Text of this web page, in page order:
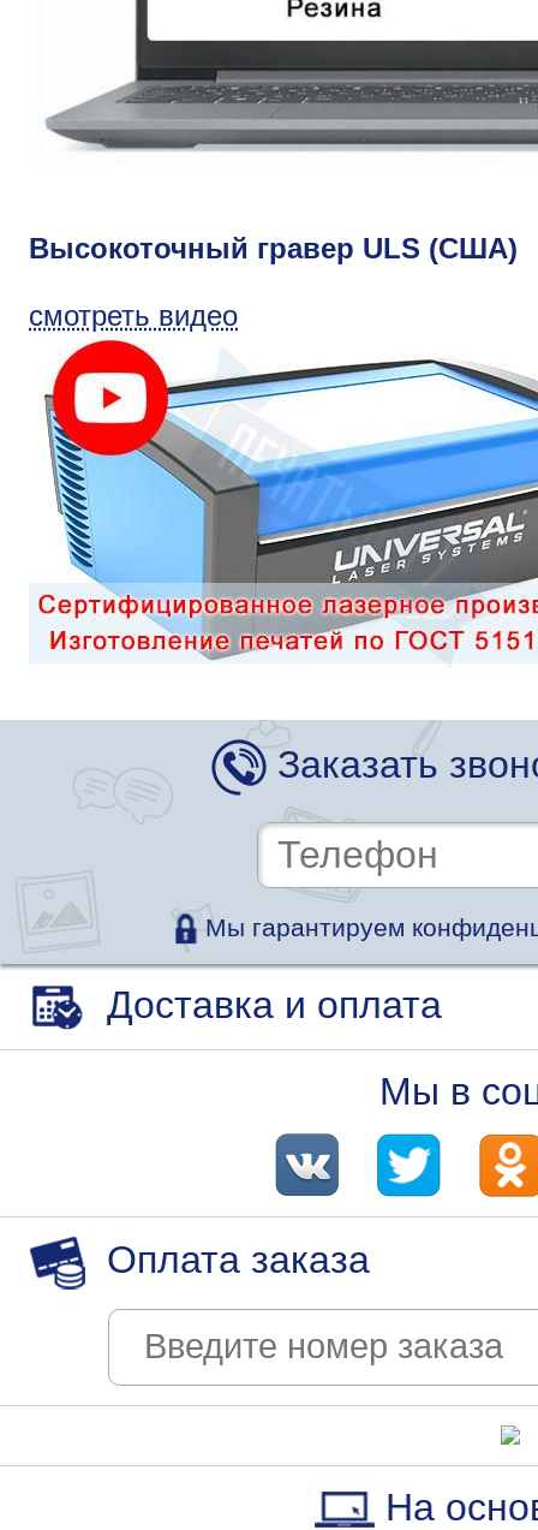
Высокоточный гравер ULS (США)
смотреть видео
Заказать
Мы гарантируем
Доставка и оплата
Мы в
Оплата заказа
На